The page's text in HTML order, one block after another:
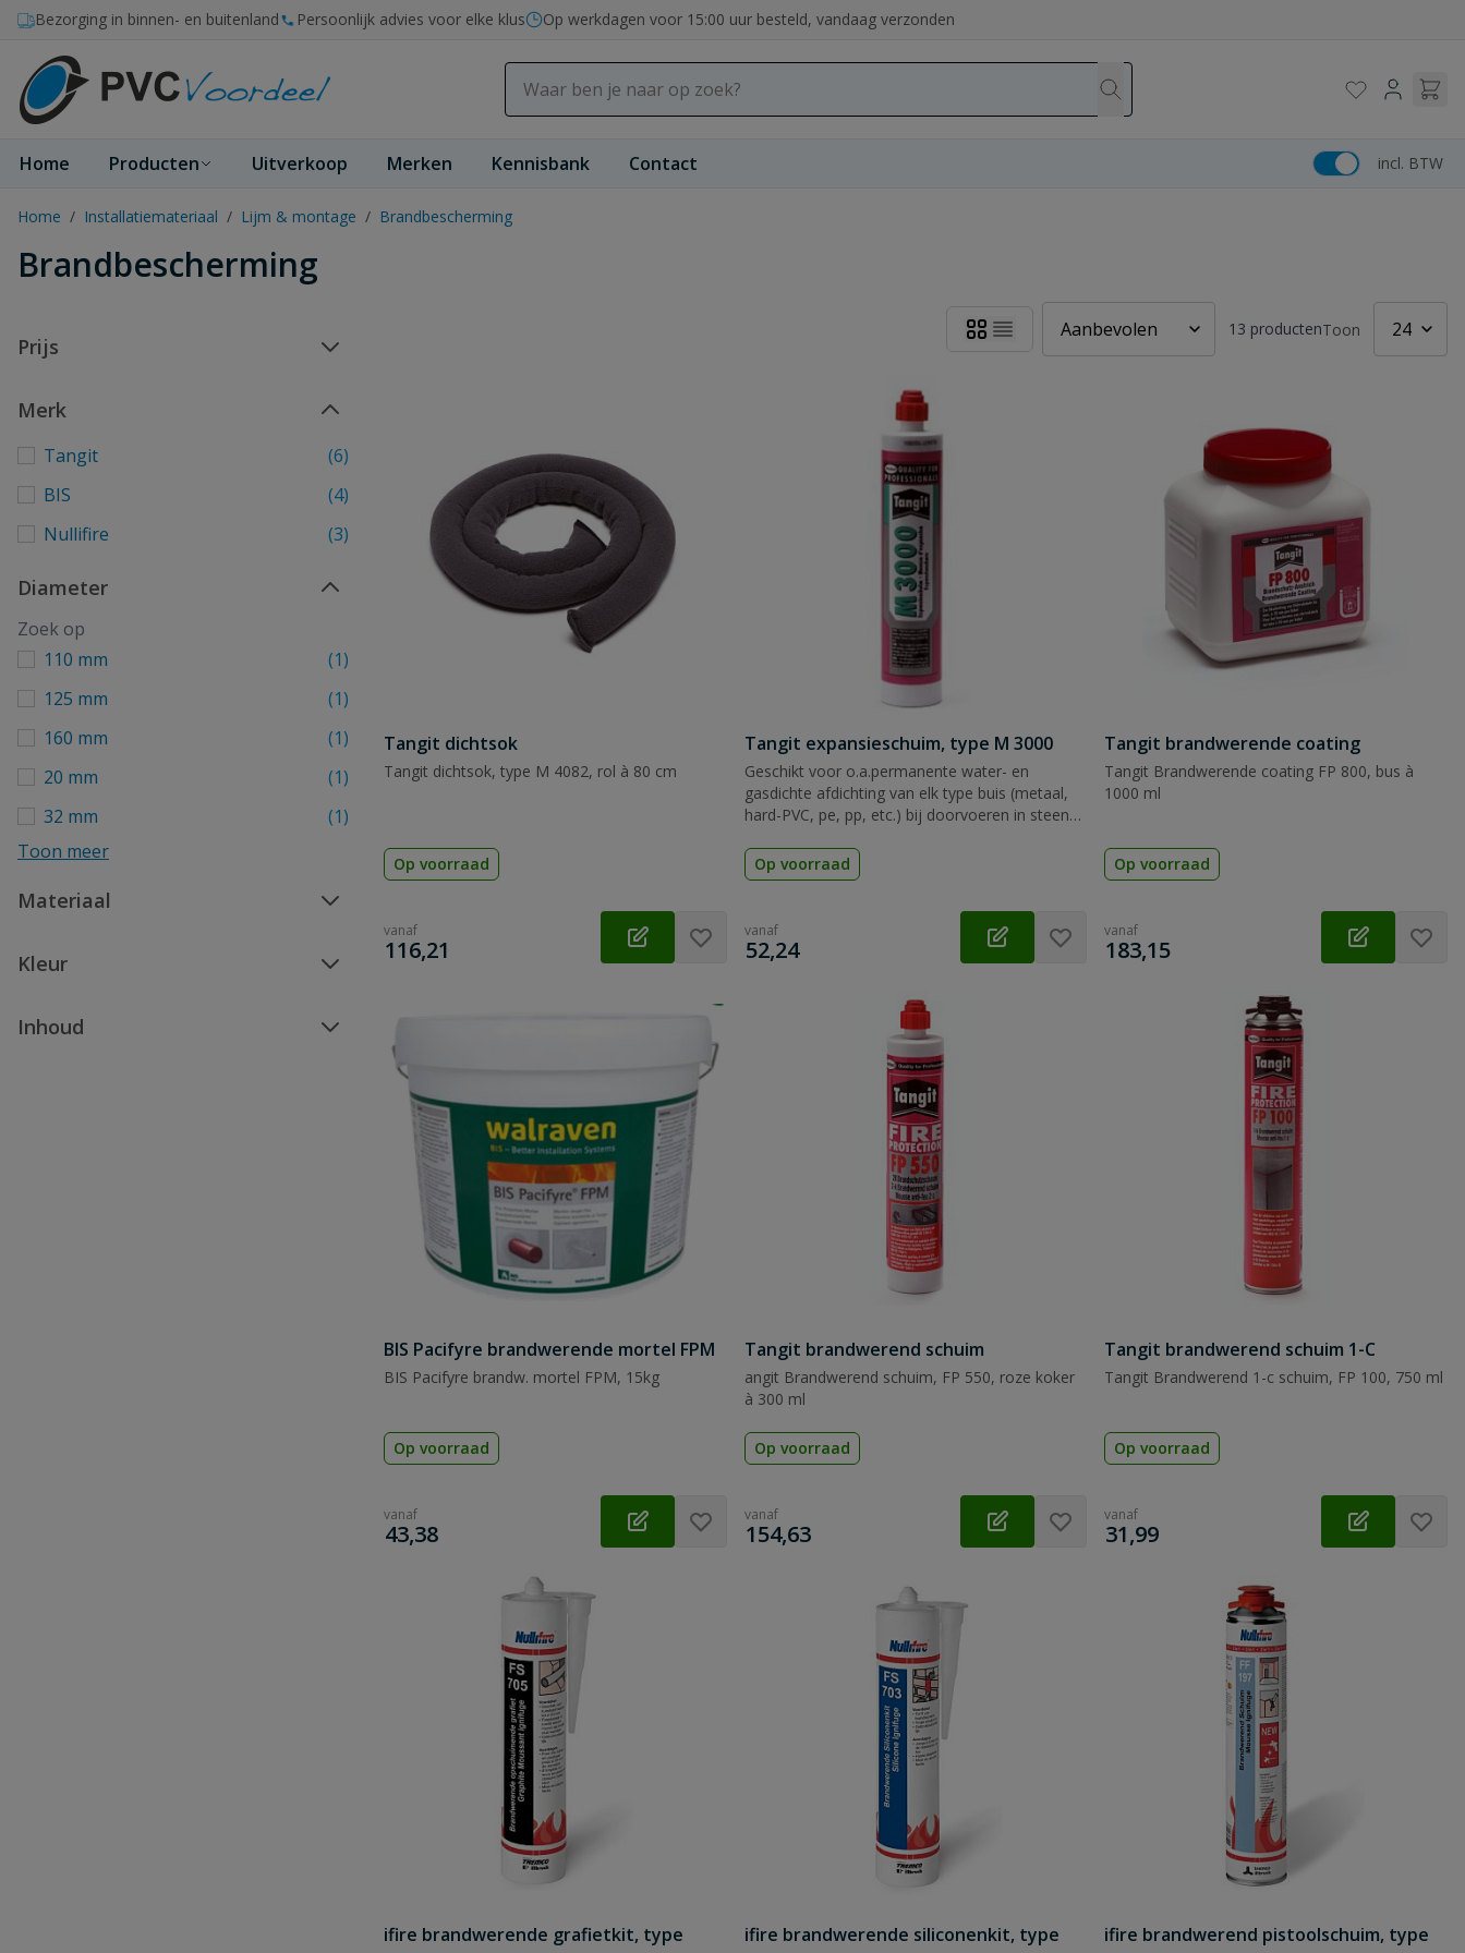
Ga naar de inhoud
Bezorging in binnen- en buitenland Persoonlijk advies voor elke klus Op werkdagen voor 15:00 uur besteld, vandaag verzonden
Home Producten Uitverkoop Merken Kennisbank Contact incl. BTW
Home / Installatiemateriaal / Lijm & montage / Brandbescherming
Brandbescherming
Prijs
Merk
Tangit
(6)
BIS
(4)
Nullifire
(3)
Diameter
110 mm
(1)
125 mm
(1)
160 mm
(1)
20 mm
(1)
32 mm
(1)
Toon meer
Materiaal
Kleur
Inhoud
13 productenToon
Tangit dichtsok
Tangit dichtsok, type M 4082, rol à 80 cm
Op voorraad
vanaf
€
116,21
Tangit expansieschuim, type M 3000
Geschikt voor o.a.permanente water- en
gasdichte afdichting van elk type buis (metaal,
hard-PVC, pe, pp, etc.) bij doorvoeren in steen
Op voorraad
vanaf
€
52,24
Tangit brandwerende coating
Tangit Brandwerende coating FP 800, bus à
1000 ml
Op voorraad
vanaf
€
183,15
BIS Pacifyre brandwerende mortel FPM
BIS Pacifyre brandw. mortel FPM, 15kg
Op voorraad
vanaf
€
43,38
Tangit brandwerend schuim
angit Brandwerend schuim, FP 550, roze koker
à 300 ml
Op voorraad
vanaf
€
154,63
Tangit brandwerend schuim 1-C
Tangit Brandwerend 1-c schuim, FP 100, 750 ml
Op voorraad
vanaf
€
31,99
ifire brandwerende grafietkit, type
ifire brandwerende siliconenkit, type
ifire brandwerend pistoolschuim, type